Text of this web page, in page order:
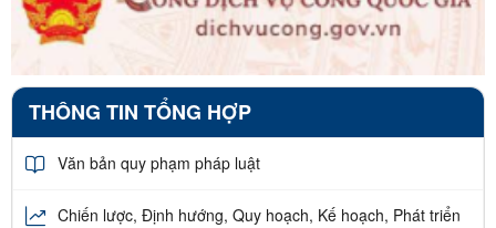
THÔNG TIN TỔNG HỢP
Văn bản quy phạm pháp luật
Chiến lược, Định hướng, Quy hoạch, Kế hoạch, Phát triển